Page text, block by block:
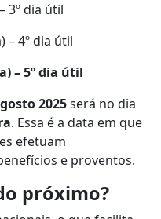
3º dia útil
– 4º dia útil
– 5º dia útil
2025será no dia
. Essa é a data em que
efetuam
e proventos.
próximo?